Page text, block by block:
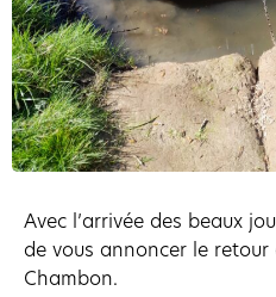
Avec l’arrivée des beaux
de vous annoncer le
Chambon.